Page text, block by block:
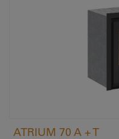
ATRIUM 70 A + T